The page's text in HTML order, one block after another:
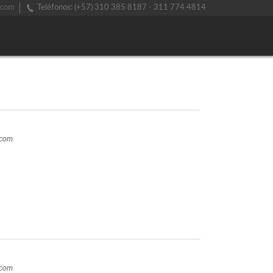
Teléfonos: (+57) 310 385 8187 - 311 774 4814